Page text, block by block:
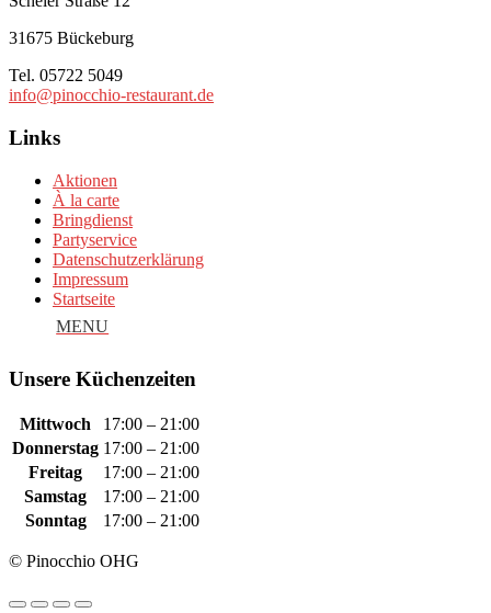
31675 Bückeburg
Tel. 05722 5049
info@pinocchio-restaurant.de
Links
Aktionen
À la carte
Bringdienst
Partyservice
Datenschutzerklärung
Impressum
Startseite
Unsere Küchenzeiten
Mittwoch
17:00 – 21:00
Donnerstag 17:00 – 21:00
Freitag
17:00 – 21:00
Samstag
17:00 – 21:00
Sonntag
17:00 – 21:00
© Pinocchio OHG